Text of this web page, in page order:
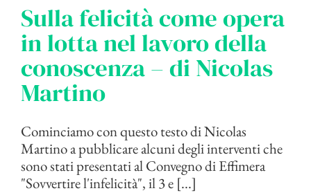
Sulla felicità come opera
in lotta nel lavoro della
conoscenza – di Nicolas
Martino
Cominciamo con questo testo di Nicolas
Martino a pubblicare alcuni degli interventi che
sono stati presentati al Convegno di Effimera
"Sovvertire l'infelicità", il 3 e [...]